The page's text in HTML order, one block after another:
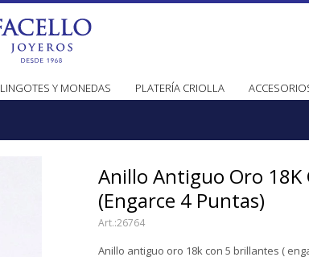
LINGOTES Y MONEDAS PLATERÍA CRIOLLA
Anillo Antiguo Oro 18K
(Engarce 4 Puntas)
26764
Anillo antiguo oro 18k con 5 brillantes (